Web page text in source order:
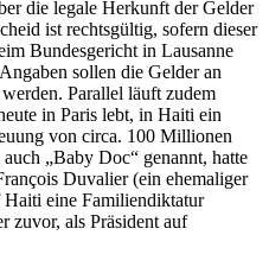
die legale Herkunft der Gelder
ist rechtsgültig, sofern dieser
Bundesgericht in Lausanne
sollen die Gelder an
Parallel läuft zudem
in Paris lebt, in Haiti ein
von circa. 100 Millionen
„Baby Doc“ genannt, hatte
Duvalier (ein ehemaliger
Haiti eine Familiendiktatur
zuvor, als Präsident auf